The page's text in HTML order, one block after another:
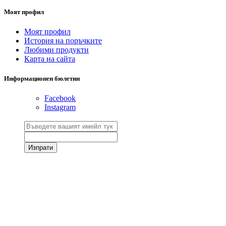
Моят профил
Моят профил
История на поръчките
Любими продукти
Карта на сайта
Информационен бюлетин
Facebook
Instagram